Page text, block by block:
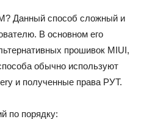
Данный способ сложный и
В основном его
прошивок MIUI,
обычно используют
и полученные права РУТ.
по порядку: